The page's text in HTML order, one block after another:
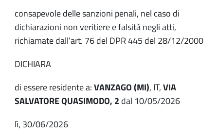
consapevole delle sanzioni penali, nel caso di
dichiarazioni non veritiere e falsità negli atti,
richiamate dall’art. 76 del DPR 445 del 28/12/2000
DICHIARA
di essere residente a:VANZAGO(MI), IT,VIA
SALVATORE QUASIMODO, 2 dal 10/05/2026
lì, 30/06/2026